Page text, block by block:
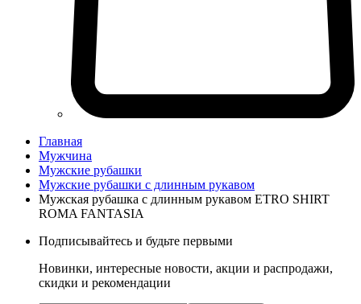
Главная
Мужчина
Мужские рубашки
Мужские рубашки с длинным рукавом
Мужская рубашка с длинным рукавом ETRO SHIRT
ROMA FANTASIA
Подписывайтесь и будьте первыми
Новинки, интересные новости, акции и распродажи,
скидки и рекомендации